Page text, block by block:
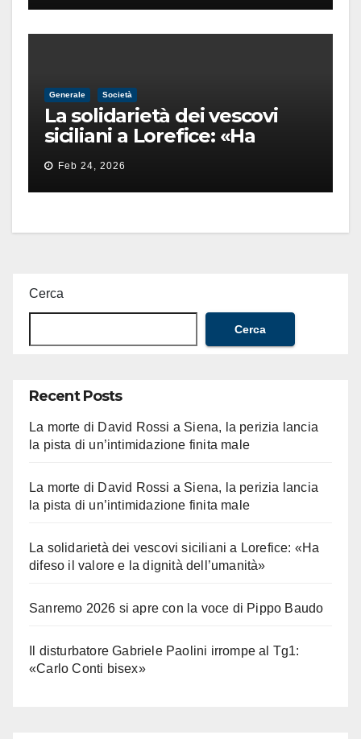
Generale Società
La solidarietà dei vescovi
siciliani a Lorefice: «Ha
difeso il valore e la dignità
dell’umanità»
Feb 24, 2026
Cerca
Cerca
Recent Posts
La morte di David Rossi a Siena, la perizia lancia
la pista di un’intimidazione finita male
La morte di David Rossi a Siena, la perizia lancia
la pista di un’intimidazione finita male
La solidarietà dei vescovi siciliani a Lorefice: «Ha
difeso il valore e la dignità dell’umanità»
Sanremo 2026 si apre con la voce di Pippo Baudo
Il disturbatore Gabriele Paolini irrompe al Tg1:
«Carlo Conti bisex»